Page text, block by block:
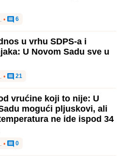
• 6
u vrhu SDPS-a i
U Novom Sadu sve u
• 21
vrućine koji to nije: U
mogući pljuskovi, ali
ne ide ispod 34
• 0